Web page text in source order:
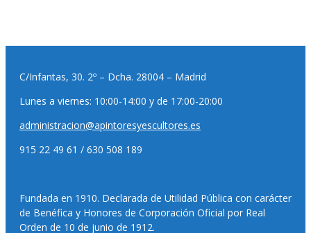
C/Infantas, 30. 2º – Dcha. 28004 – Madrid
Lunes a viernes: 10:00-14:00 y de 17:00-20:00
administracion@apintoresyescultores.es
915 22 49 61 / 630 508 189
Fundada en 1910. Declarada de Utilidad Pública con carácter
de Benéfica y Honores de Corporación Oficial por Real
Orden de 10 de junio de 1912.